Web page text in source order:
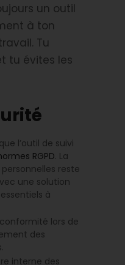
un outil
à ton
Tu
tu évites les
l’outil de suivi
RGPD. La
reste
une solution
à
lors de
des
interne des